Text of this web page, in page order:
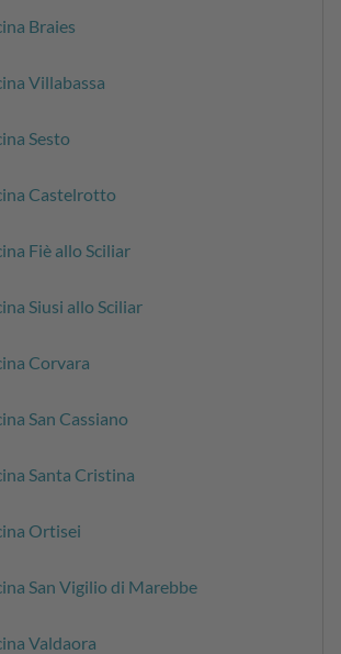
Braies
Villabassa
Sesto
Castelrotto
Fiè allo Sciliar
Siusi allo Sciliar
Corvara
San Cassiano
Santa Cristina
Ortisei
San Vigilio di Marebbe
Valdaora